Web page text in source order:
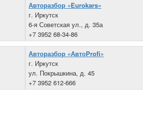
Авторазбор «Eurokars»
г. Иркутск
6-я Советская ул., д. 35а
+7 3952 68-34-86
Авторазбор «АвтоProfi»
г. Иркутск
ул. Покрышкина, д. 45
+7 3952 612-666